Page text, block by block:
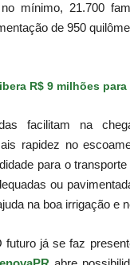
mínimo, 21.700
de 950
R$ 9 milhões
facilitam na
rapidez no
para o
ou
na boa irrigação e
futuro já se faz